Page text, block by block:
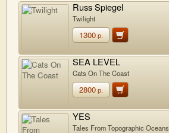
Russ Spiegel
Twilight
1300р.
SEA LEVEL
Cats On The Coast
2800р.
YES
Tales From Topographic Oceans